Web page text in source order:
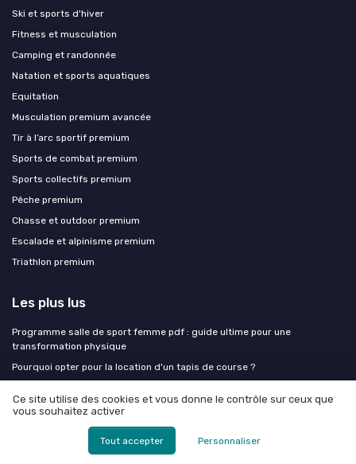
Ski et sports d'hiver
Fitness et musculation
Camping et randonnée
Natation et sports aquatiques
Equitation
Musculation premium avancée
Tir à l’arc sportif premium
Sports de combat premium
Sports collectifs premium
Pêche premium
Chasse et outdoor premium
Escalade et alpinisme premium
Triathlon premium
Les plus lus
Programme salle de sport femme pdf : guide ultime pour une
transformation physique
Pourquoi opter pour la location d'un tapis de course ?
Téléchargez votre plan d’entraînement hyrox en PDF pour progresser
Bordeaux patinoire meriadeck : tout ce que vous devez savoir
Ce site utilise des cookies et vous donne le contrôle sur ceux que
vous souhaitez activer
Tout accepter Personnaliser